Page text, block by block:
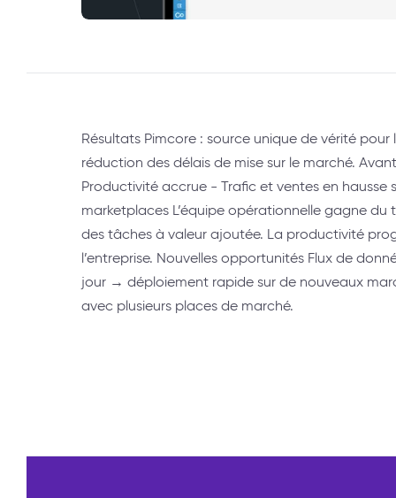
Résultats Pimcore : source unique de vérité
réduction des délais de mise sur le marché.
Productivité accrue - Trafic et ventes en hausse
marketplaces L’équipe opérationnelle gagne du
des tâches à valeur ajoutée. La productivité
l’entreprise. Nouvelles opportunités Flux de
jour → déploiement rapide sur de nouveaux
avec plusieurs places de marché.